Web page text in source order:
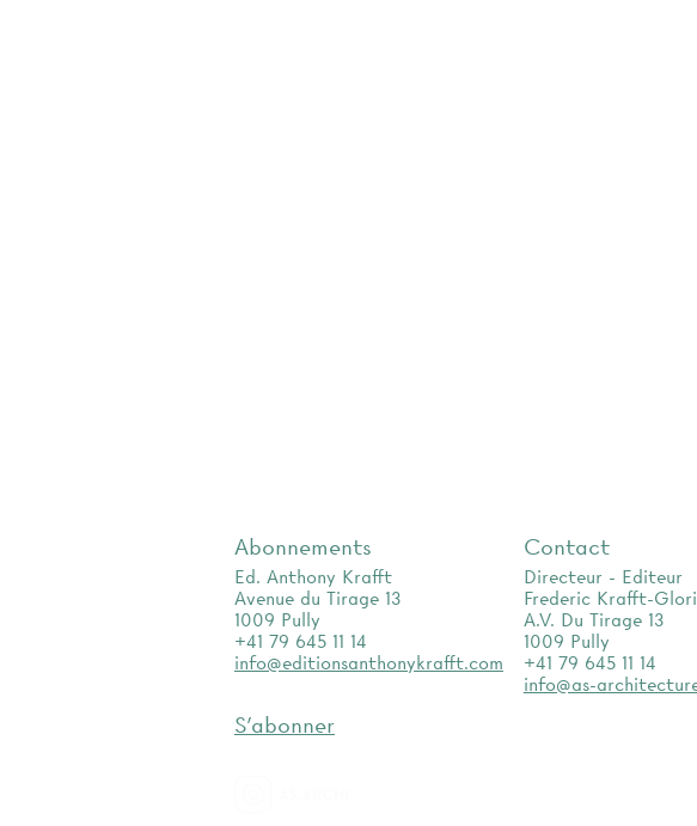
Abonnements
Ed. Anthony Krafft
Avenue du Tirage 13
1009 Pully
+41 79 645 11 14
info@editionsanthonykrafft.com
S'abonner
Contact
Directeur - Editeur
Frederic Krafft-
A.V. Du Tirage 13
1009 Pully
+41 79 645 11 14
info@as-